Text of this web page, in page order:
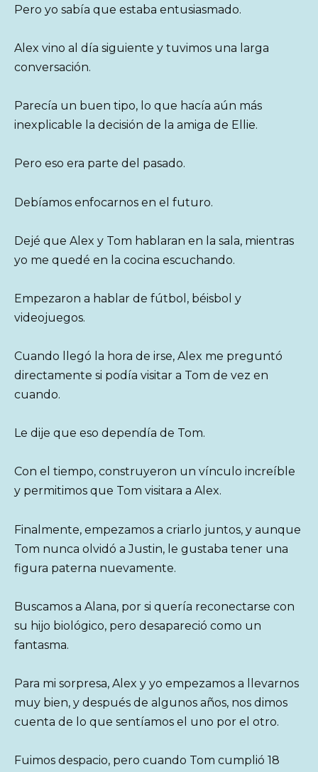
Pero yo sabía que estaba entusiasmado.
Alex vino al día siguiente y tuvimos una larga
conversación.
Parecía un buen tipo, lo que hacía aún más
inexplicable la decisión de la amiga de Ellie.
Pero eso era parte del pasado.
Debíamos enfocarnos en el futuro.
Dejé que Alex y Tom hablaran en la sala, mientras
yo me quedé en la cocina escuchando.
Empezaron a hablar de fútbol, béisbol y
videojuegos.
Cuando llegó la hora de irse, Alex me preguntó
directamente si podía visitar a Tom de vez en
cuando.
Le dije que eso dependía de Tom.
Con el tiempo, construyeron un vínculo increíble
y permitimos que Tom visitara a Alex.
Finalmente, empezamos a criarlo juntos, y aunque
Tom nunca olvidó a Justin, le gustaba tener una
figura paterna nuevamente.
Buscamos a Alana, por si quería reconectarse con
su hijo biológico, pero desapareció como un
fantasma.
Para mi sorpresa, Alex y yo empezamos a llevarnos
muy bien, y después de algunos años, nos dimos
cuenta de lo que sentíamos el uno por el otro.
Fuimos despacio, pero cuando Tom cumplió 18